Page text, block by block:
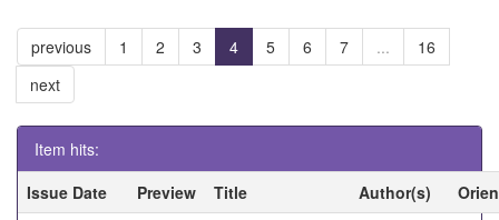
previous 1 2 3 4 5 6 7 ...
16
next
Item hits:
Issue Date
Preview Title Author(s)